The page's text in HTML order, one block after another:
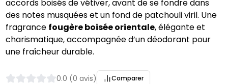
accords boisés de vétiver, avant de se fondre dans
des notes musquées et un fond de patchouli viril. Une
fragrance fougère boisée orientale, élégante et
charismatique, accompagnée d’un déodorant pour
une fraîcheur durable.
0.0 (0 avis) Comparer